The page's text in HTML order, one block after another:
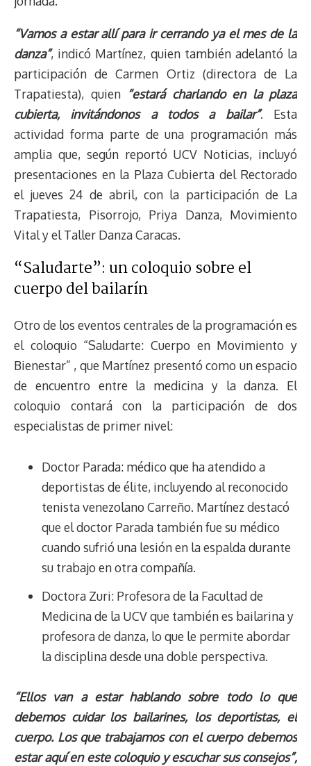
“Vamos a estar allí para ir cerrando ya el mes de la
danza”, indicó Martínez, quien también adelantó la
participación de Carmen Ortiz (directora de La
Trapatiesta), quien“estará charlando en la plaza
cubierta, invitándonos a todos a bailar”. Esta
actividad forma parte de una programación más
amplia que, según reportó UCV Noticias, incluyó
presentaciones en la Plaza Cubierta del Rectorado
el jueves 24 de abril, con la participación de La
Trapatiesta, Pisorrojo, Priya Danza, Movimiento
Vital y el Taller Danza Caracas.
“Saludarte”: un coloquio sobre el
cuerpo del bailarín
Otro de los eventos centrales de la programación es
el coloquio “Saludarte: Cuerpo en Movimiento y
Bienestar” , que Martínez presentó como un espacio
de encuentro entre la medicina y la danza. El
coloquio contará con la participación de dos
especialistas de primer nivel:
Doctor Parada: médico que ha atendido a
deportistas de élite, incluyendo al reconocido
tenista venezolano Carreño. Martínez destacó
que el doctor Parada también fue su médico
cuando sufrió una lesión en la espalda durante
su trabajo en otra compañía.
Doctora Zuri: Profesora de la Facultad de
Medicina de la UCV que también es bailarina y
profesora de danza, lo que le permite abordar
la disciplina desde una doble perspectiva.
“Ellos van a estar hablando sobre todo lo que
debemos cuidar los bailarines, los deportistas, el
cuerpo. Los que trabajamos con el cuerpo debemos
estar aquí en este coloquio y escuchar sus consejos”,